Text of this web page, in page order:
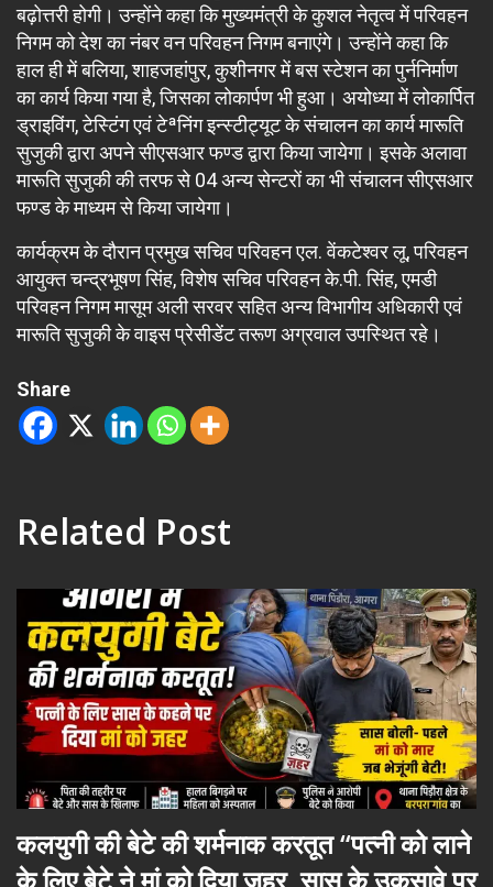
बढ़ोत्तरी होगी। उन्होंने कहा कि मुख्यमंत्री के कुशल नेतृत्व में परिवहन
निगम को देश का नंबर वन परिवहन निगम बनाएंगे। उन्होंने कहा कि
हाल ही में बलिया, शाहजहांपुर, कुशीनगर में बस स्टेशन का पुर्ननिर्माण
का कार्य किया गया है, जिसका लोकार्पण भी हुआ। अयोध्या में लोकार्पित
ड्राइविंग, टेस्टिंग एवं टेªनिंग इन्स्टीट्यूट के संचालन का कार्य मारूति
सुजुकी द्वारा अपने सीएसआर फण्ड द्वारा किया जायेगा। इसके अलावा
मारूति सुजुकी की तरफ से 04 अन्य सेन्टरों का भी संचालन सीएसआर
फण्ड के माध्यम से किया जायेगा।
कार्यक्रम के दौरान प्रमुख सचिव परिवहन एल. वेंकटेश्वर लू, परिवहन
आयुक्त चन्द्रभूषण सिंह, विशेष सचिव परिवहन के.पी. सिंह, एमडी
परिवहन निगम मासूम अली सरवर सहित अन्य विभागीय अधिकारी एवं
मारूति सुजुकी के वाइस प्रेसीडेंट तरूण अग्रवाल उपस्थित रहे।
Share
Related Post
कलयुगी की बेटे की शर्मनाक करतूत “पत्नी को लाने